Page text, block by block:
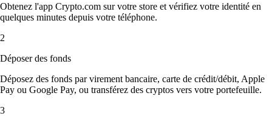
Obtenez l'app Crypto.com sur votre store et vérifiez votre identité en
quelques minutes depuis votre téléphone.
2
Déposer des fonds
Déposez des fonds par virement bancaire, carte de crédit/débit, Apple
Pay ou Google Pay, ou transférez des cryptos vers votre portefeuille.
3